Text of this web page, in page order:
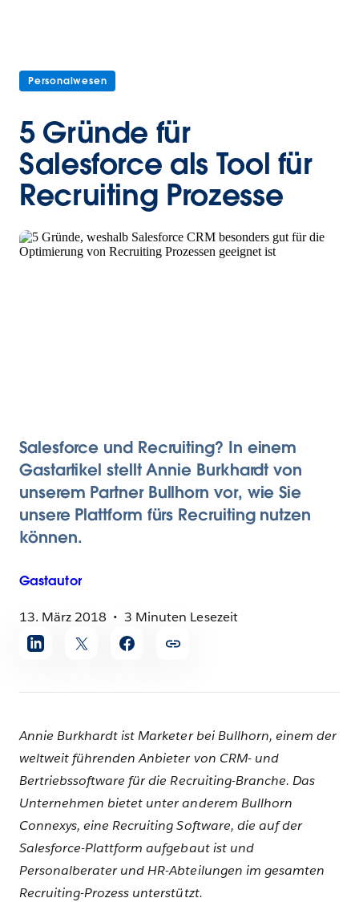
Personalwesen
5 Gründe für
Salesforce als Tool für
Recruiting Prozesse
Salesforce und Recruiting? In einem
Gastartikel stellt Annie Burkhardt von
unserem Partner Bullhorn vor, wie Sie
unsere Plattform fürs Recruiting nutzen
können.
Gastautor
13. März 2018
3 Minuten Lesezeit
Artikel
teilen
Annie Burkhardt ist Marketer bei Bullhorn, einem der
weltweit führenden Anbieter von CRM- und
Bertriebssoftware für die Recruiting-Branche. Das
Unternehmen bietet unter anderem Bullhorn
Connexys, eine Recruiting Software, die auf der
Salesforce-Plattform aufgebaut ist und
Personalberater und HR-Abteilungen im gesamten
Recruiting-Prozess unterstützt.